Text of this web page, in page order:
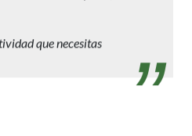
en A4 con reducida
que necesitas